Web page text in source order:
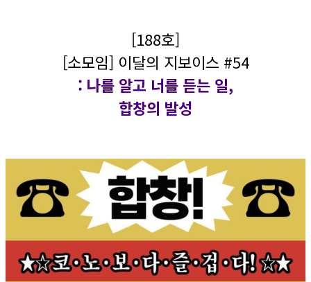
[188호]
[소모임] 이달의 지보이스 #54
: 나를 알고 너를 듣는 일,
합창의 발성